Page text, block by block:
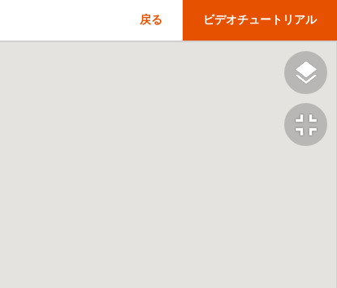
ビデオチュートリアル
戻る
fullscreen_exit